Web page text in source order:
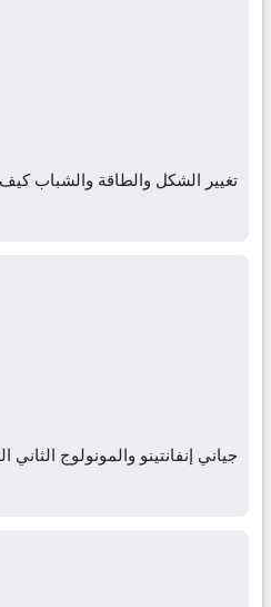
تغيير الشكل والطاقة والشباب
جياني إنفانتينو والمونولوج